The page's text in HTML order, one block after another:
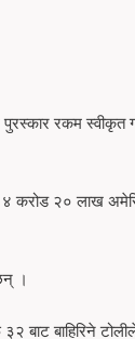
रकम स्वीकृत
४ करोड २० लाख
।
बाट बाहिरिने